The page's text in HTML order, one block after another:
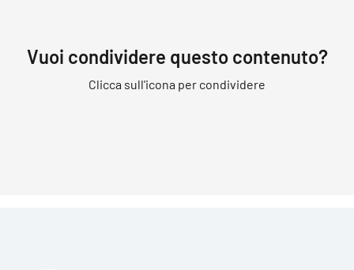
Vuoi condividere questo contenuto?
Clicca sull'icona per condividere